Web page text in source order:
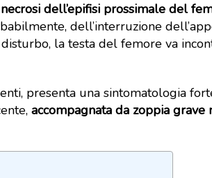
necrosi dell’epifisi prossimale del
dell’interruzione
la testa del femore va
presenta una sintomatologia
accompagnata da zoppia grave